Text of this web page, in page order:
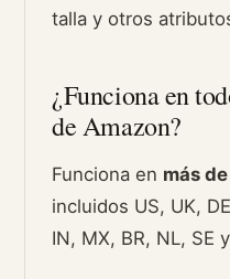
talla y otros
¿Funciona en
de Amazon?
Funciona en más
incluidos US, UK,
IN, MX, BR, NL, SE